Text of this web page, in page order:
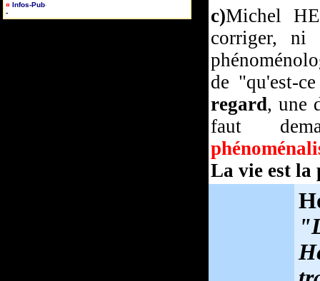
¤ Infos-Pub-
-
c)Michel
corriger, ni
de "qu'est-
regard, une
faut
La vie est la